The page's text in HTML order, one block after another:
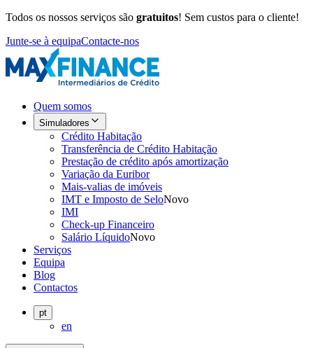
Todos os nossos serviços são gratuitos! Sem custos para o cliente!
Junte-se à equipaContacte-nos
Quem somos
Simuladores
Crédito Habitação
Transferência de Crédito Habitação
Prestação de crédito após amortização
Variação da Euribor
Mais-valias de imóveis
IMT e Imposto de SeloNovo
IMI
Check-up Financeiro
Salário LíquidoNovo
Serviços
Equipa
Blog
Contactos
pt
en